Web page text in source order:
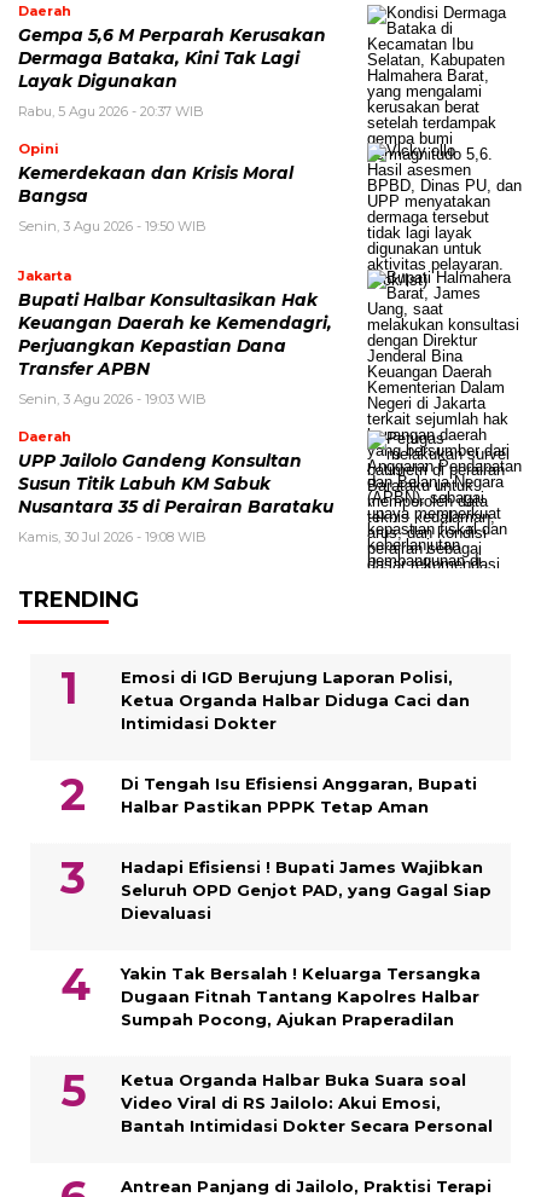
Daerah
Gempa 5,6 M Perparah Kerusakan
Dermaga Bataka, Kini Tak Lagi
Layak Digunakan
Rabu, 5 Agu 2026 - 20:37 WIB
Opini
Kemerdekaan dan Krisis Moral
Bangsa
Senin, 3 Agu 2026 - 19:50 WIB
Jakarta
Bupati Halbar Konsultasikan Hak
Keuangan Daerah ke Kemendagri,
Perjuangkan Kepastian Dana
Transfer APBN
Senin, 3 Agu 2026 - 19:03 WIB
Daerah
UPP Jailolo Gandeng Konsultan
Susun Titik Labuh KM Sabuk
Nusantara 35 di Perairan Barataku
Kamis, 30 Jul 2026 - 19:08 WIB
TRENDING
Emosi di IGD Berujung Laporan Polisi,
Ketua Organda Halbar Diduga Caci dan
Intimidasi Dokter
Di Tengah Isu Efisiensi Anggaran, Bupati
Halbar Pastikan PPPK Tetap Aman
Hadapi Efisiensi ! Bupati James Wajibkan
Seluruh OPD Genjot PAD, yang Gagal Siap
Dievaluasi
Yakin Tak Bersalah ! Keluarga Tersangka
Dugaan Fitnah Tantang Kapolres Halbar
Sumpah Pocong, Ajukan Praperadilan
Ketua Organda Halbar Buka Suara soal
Video Viral di RS Jailolo: Akui Emosi,
Bantah Intimidasi Dokter Secara Personal
Antrean Panjang di Jailolo, Praktisi Terapi